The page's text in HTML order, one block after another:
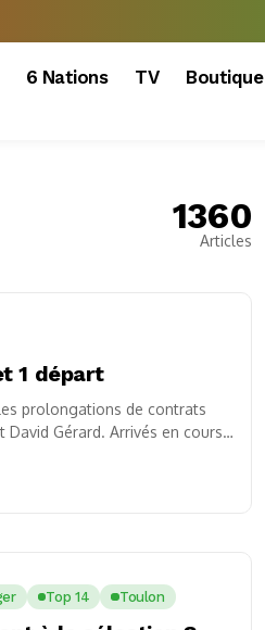
6 Nations TV Boutique
1360
Articles
1 départ
prolongations de contrats
David Gérard. Arrivés en cours
Top 14 Toulon